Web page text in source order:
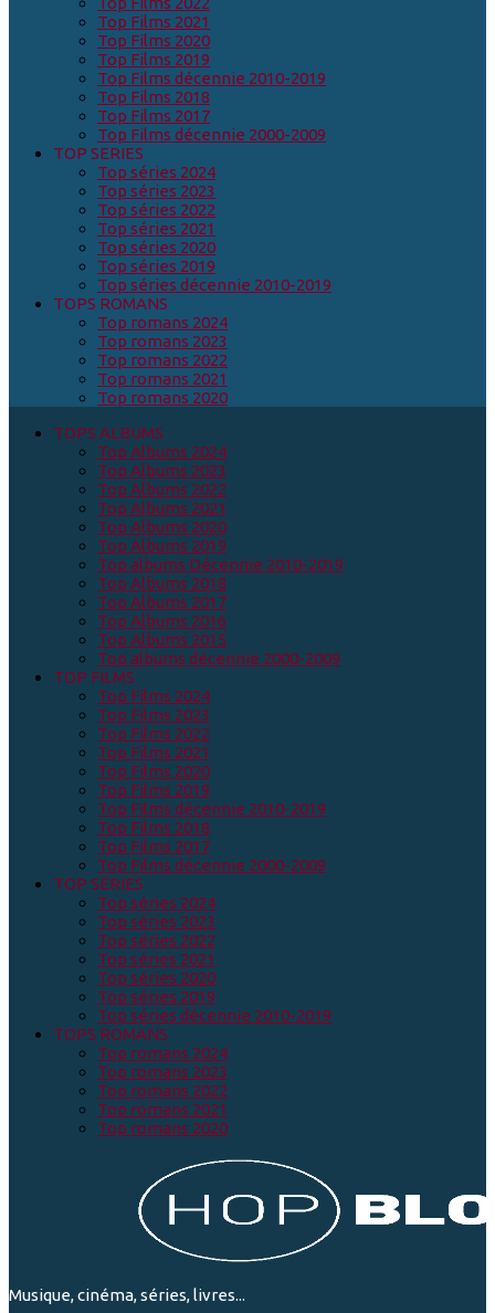
Top Films 2021
Top Films 2020
Top Films 2019
Top Films décennie 2010-2019
Top Films 2018
Top Films 2017
Top Films décennie 2000-2009
TOP SERIES
Top séries 2024
Top séries 2023
Top séries 2022
Top séries 2021
Top séries 2020
Top séries 2019
Top séries décennie 2010-2019
TOPS ROMANS
Top romans 2024
Top romans 2023
Top romans 2022
Top romans 2021
Top romans 2020
TOPS ALBUMS
Top Albums 2024
Top Albums 2023
Top Albums 2022
Top Albums 2021
Top Albums 2020
Top Albums 2019
Top albums Décennie 2010-2019
Top Albums 2018
Top Albums 2017
Top Albums 2016
Top Albums 2015
Top albums décennie 2000-2009
TOP FILMS
Top Films 2024
Top Films 2023
Top Films 2022
Top Films 2021
Top Films 2020
Top Films 2019
Top Films décennie 2010-2019
Top Films 2018
Top Films 2017
Top Films décennie 2000-2009
TOP SERIES
Top séries 2024
Top séries 2023
Top séries 2022
Top séries 2021
Top séries 2020
Top séries 2019
Top séries décennie 2010-2019
TOPS ROMANS
Top romans 2024
Top romans 2023
Top romans 2022
Top romans 2021
Top romans 2020
Musique, cinéma, séries, livres...